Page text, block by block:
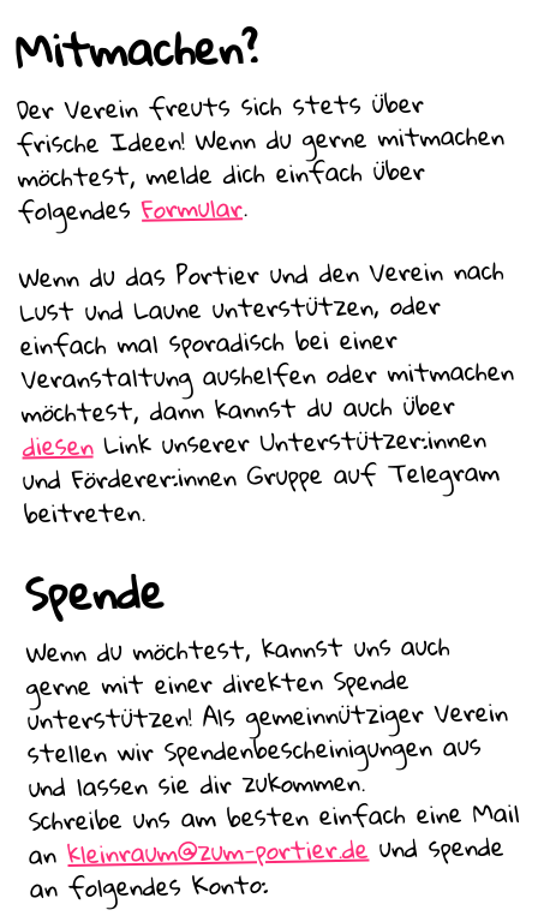
Mitmachen?
Der Verein freuts sich stets über
frische Ideen! Wenn du gerne mitmachen
möchtest, melde dich einfach über
folgendesFormular.
Wenn du das Portier und den Verein nach
Lust und Laune unterstützen, oder
einfach mal sporadisch bei einer
Veranstaltung aushelfen oder mitmachen
möchtest, dann kannst du auch über
diesenLink unserer Unterstützer:innen
und Förderer:innen Gruppe auf Telegram
beitreten.
Spende
Wenn du möchtest, kannst uns auch
gerne mit einer direkten Spende
unterstützen! Als gemeinnütziger Verein
stellen wir Spendenbescheinigungen aus
und lassen sie dir zukommen.
Schreibe uns am besten einfach eine Mail
ankleinraum@zum-portier.deund spende
an folgendes Konto: